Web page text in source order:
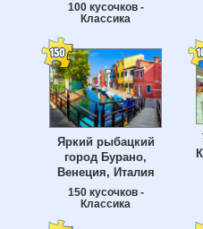
100 кусочков -
Классика
Яркий рыбацкий
город Бурано,
Венеция, Италия
150 кусочков -
Классика